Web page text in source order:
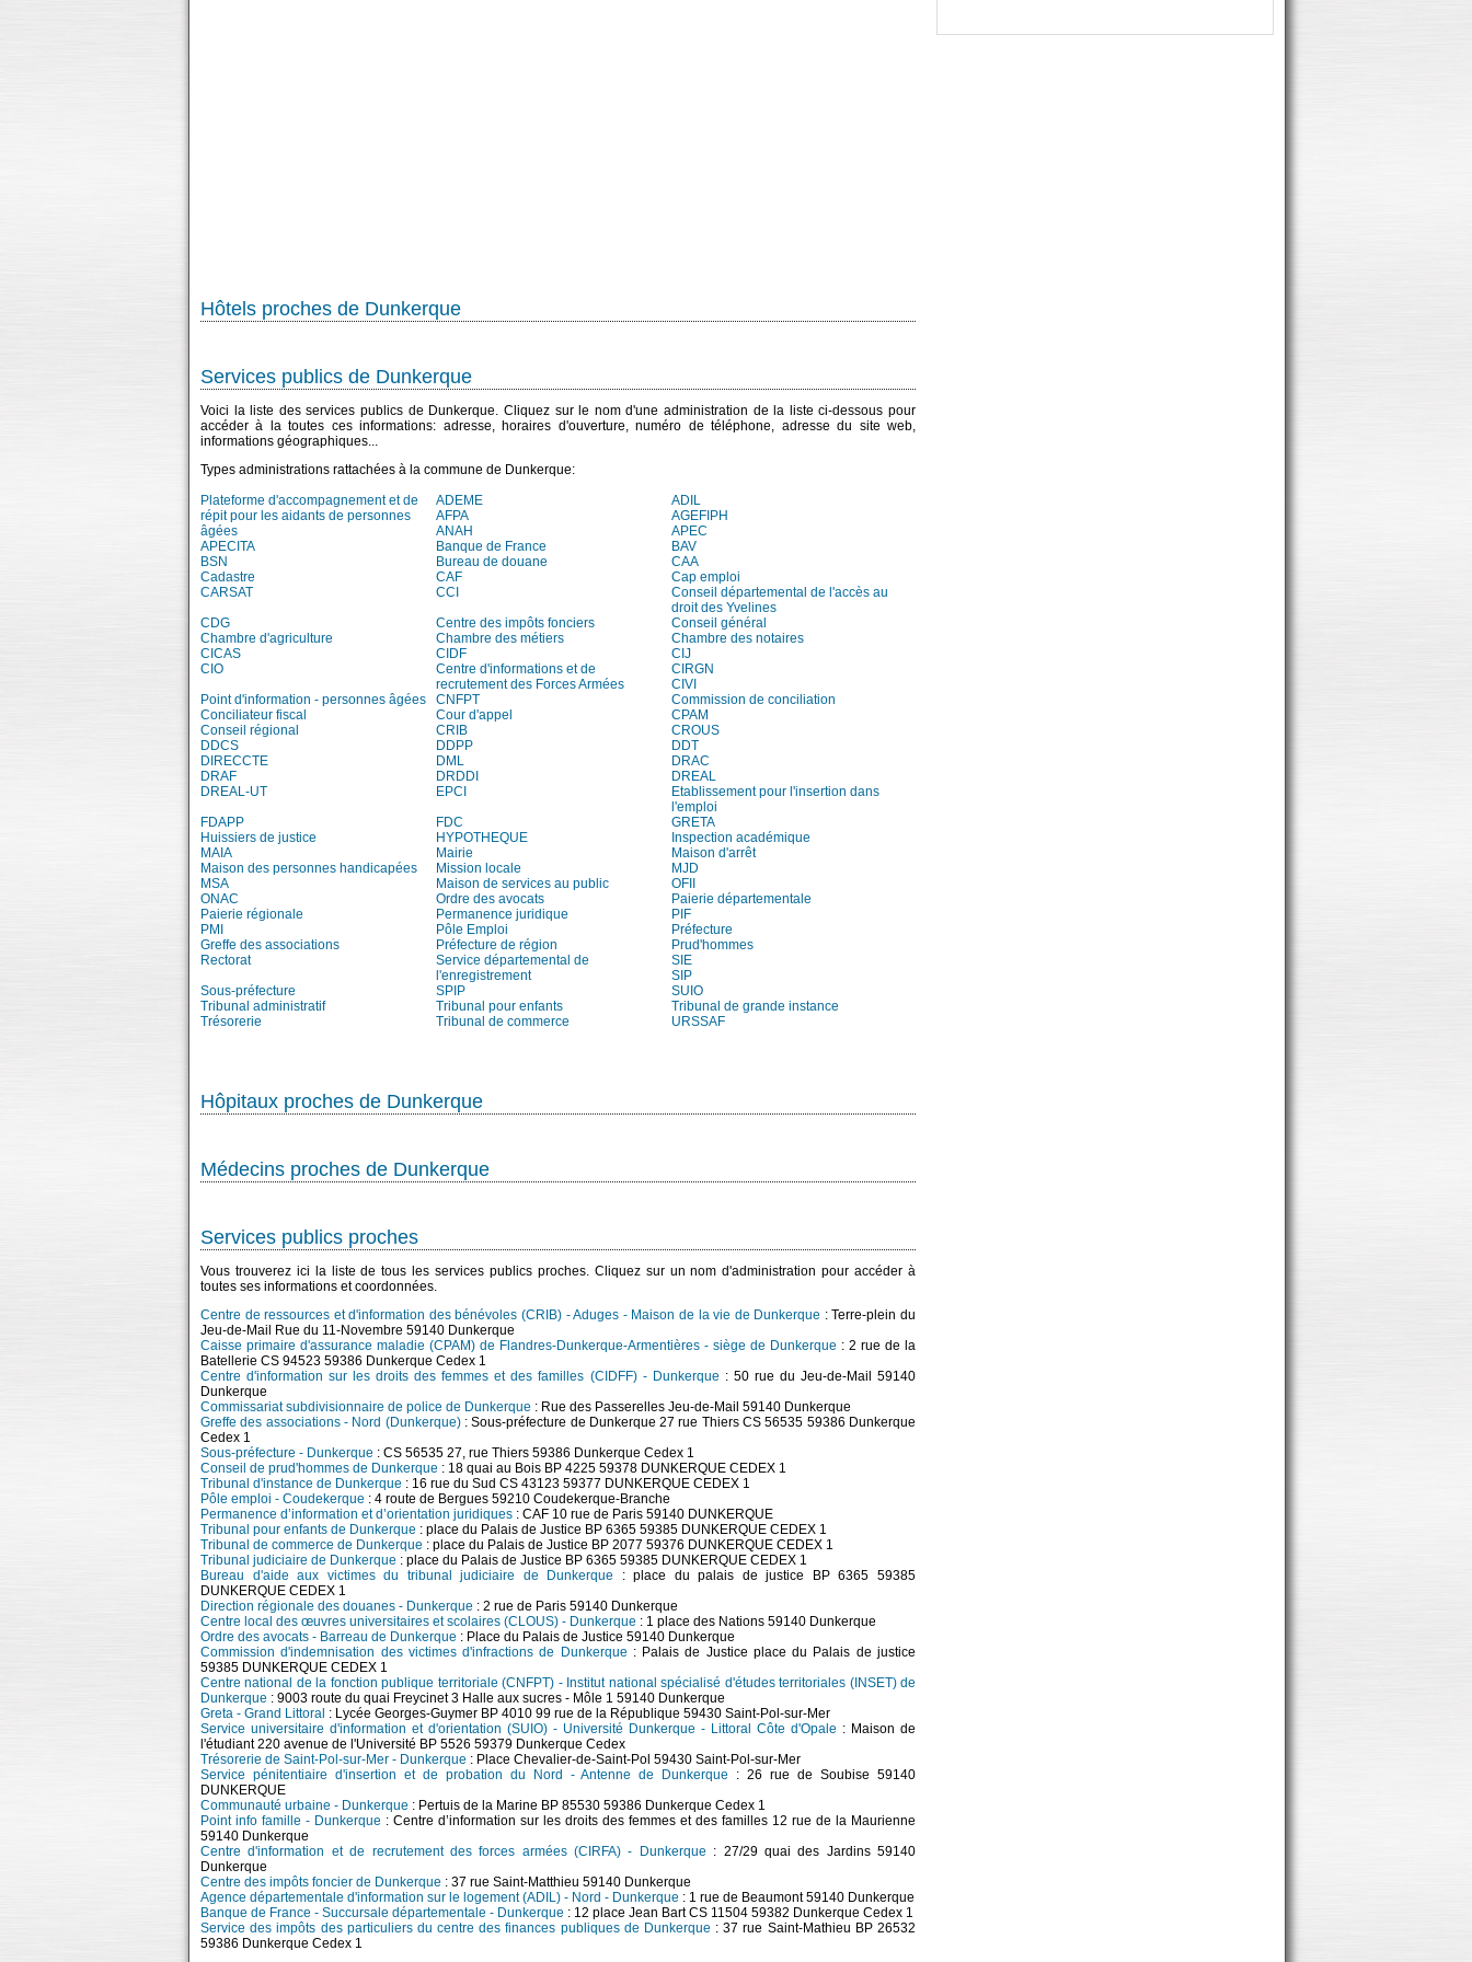
Hôtels proches de Dunkerque
Services publics de Dunkerque
Voici la liste des services publics de Dunkerque. Cliquez sur le nom d'une administration de la liste ci-dessous pour
accéder à la toutes ces informations: adresse, horaires d'ouverture, numéro de téléphone, adresse du site web,
informations géographiques...
Types administrations rattachées à la commune de Dunkerque:
Plateforme d'accompagnement et de
répit pour les aidants de personnes
âgées
ADEME
ADIL
AFPA
AGEFIPH
ANAH
APEC
APECITA
Banque de France
BAV
BSN
Bureau de douane
CAA
Cadastre
CAF
Cap emploi
CARSAT
CCI
Conseil départemental de l'accès au
droit des Yvelines
CDG
Centre des impôts fonciers
Conseil général
Chambre d'agriculture
Chambre des métiers
Chambre des notaires
CICAS
CIDF
CIJ
CIO
Centre d'informations et de
recrutement des Forces Armées
CIRGN
CIVI
Point d'information - personnes âgées
CNFPT
Commission de conciliation
Conciliateur fiscal
Cour d'appel
CPAM
Conseil régional
CRIB
CROUS
DDCS
DDPP
DDT
DIRECCTE
DML
DRAC
DRAF
DRDDI
DREAL
DREAL-UT
EPCI
Etablissement pour l'insertion dans
l'emploi
FDAPP
FDC
GRETA
Huissiers de justice
HYPOTHEQUE
Inspection académique
MAIA
Mairie
Maison d'arrêt
Maison des personnes handicapées
Mission locale
MJD
MSA
Maison de services au public
OFII
ONAC
Ordre des avocats
Paierie départementale
Paierie régionale
Permanence juridique
PIF
PMI
Pôle Emploi
Préfecture
Greffe des associations
Préfecture de région
Prud'hommes
Rectorat
Service départemental de
l'enregistrement
SIE
SIP
Sous-préfecture
SPIP
SUIO
Tribunal administratif
Tribunal pour enfants
Tribunal de grande instance
Trésorerie
Tribunal de commerce URSSAF
Hôpitaux proches de Dunkerque
Médecins proches de Dunkerque
Services publics proches
Vous trouverez ici la liste de tous les services publics proches. Cliquez sur un nom d'administration pour accéder à
toutes ses informations et coordonnées.
Centre de ressources et d'information des bénévoles (CRIB) - Aduges - Maison de la vie de Dunkerque : Terre-plein du
Jeu-de-Mail Rue du 11-Novembre 59140 Dunkerque
Caisse primaire d'assurance maladie (CPAM) de Flandres-Dunkerque-Armentières - siège de Dunkerque : 2 rue de la
Batellerie CS 94523 59386 Dunkerque Cedex 1
Centre d'information sur les droits des femmes et des familles (CIDFF) - Dunkerque : 50 rue du Jeu-de-Mail 59140
Dunkerque
Commissariat subdivisionnaire de police de Dunkerque : Rue des Passerelles Jeu-de-Mail 59140 Dunkerque
Greffe des associations - Nord (Dunkerque): Sous-préfecture de Dunkerque 27 rue Thiers CS 56535 59386 Dunkerque
Cedex 1
Sous-préfecture - Dunkerque : CS 56535 27, rue Thiers 59386 Dunkerque Cedex 1
Conseil de prud'hommes de Dunkerque : 18 quai au Bois BP 4225 59378 DUNKERQUE CEDEX 1
Tribunal d'instance de Dunkerque : 16 rue du Sud CS 43123 59377 DUNKERQUE CEDEX 1
Pôle emploi - Coudekerque : 4 route de Bergues 59210 Coudekerque-Branche
Permanence d’information et d’orientation juridiques : CAF 10 rue de Paris 59140 DUNKERQUE
Tribunal pour enfants de Dunkerque : place du Palais de Justice BP 6365 59385 DUNKERQUE CEDEX 1
Tribunal de commerce de Dunkerque : place du Palais de Justice BP 2077 59376 DUNKERQUE CEDEX 1
Tribunal judiciaire de Dunkerque : place du Palais de Justice BP 6365 59385 DUNKERQUE CEDEX 1
Bureau d'aide aux victimes du tribunal judiciaire de Dunkerque : place du palais de justice BP 6365 59385
DUNKERQUE CEDEX 1
Direction régionale des douanes - Dunkerque : 2 rue de Paris 59140 Dunkerque
Centre local des œuvres universitaires et scolaires (CLOUS) - Dunkerque : 1 place des Nations 59140 Dunkerque
Ordre des avocats - Barreau de Dunkerque : Place du Palais de Justice 59140 Dunkerque
Commission d'indemnisation des victimes d'infractions de Dunkerque : Palais de Justice place du Palais de justice
59385 DUNKERQUE CEDEX 1
Centre national de la fonction publique territoriale (CNFPT) - Institut national spécialisé d'études territoriales (INSET) de
Dunkerque : 9003 route du quai Freycinet 3 Halle aux sucres - Môle 1 59140 Dunkerque
Greta - Grand Littoral : Lycée Georges-Guymer BP 4010 99 rue de la République 59430 Saint-Pol-sur-Mer
Service universitaire d'information et d'orientation (SUIO) - Université Dunkerque - Littoral Côte d'Opale : Maison de
l'étudiant 220 avenue de l'Université BP 5526 59379 Dunkerque Cedex
Trésorerie de Saint-Pol-sur-Mer - Dunkerque : Place Chevalier-de-Saint-Pol 59430 Saint-Pol-sur-Mer
Service pénitentiaire d'insertion et de probation du Nord - Antenne de Dunkerque : 26 rue de Soubise 59140
DUNKERQUE
Communauté urbaine - Dunkerque : Pertuis de la Marine BP 85530 59386 Dunkerque Cedex 1
Point info famille - Dunkerque : Centre d’information sur les droits des femmes et des familles 12 rue de la Maurienne
59140 Dunkerque
Centre d'information et de recrutement des forces armées (CIRFA) - Dunkerque : 27/29 quai des Jardins 59140
Dunkerque
Centre des impôts foncier de Dunkerque : 37 rue Saint-Matthieu 59140 Dunkerque
Agence départementale d'information sur le logement (ADIL) - Nord - Dunkerque : 1 rue de Beaumont 59140 Dunkerque
Banque de France - Succursale départementale - Dunkerque : 12 place Jean Bart CS 11504 59382 Dunkerque Cedex 1
Service des impôts des particuliers du centre des finances publiques de Dunkerque : 37 rue Saint-Mathieu BP 26532
59386 Dunkerque Cedex 1